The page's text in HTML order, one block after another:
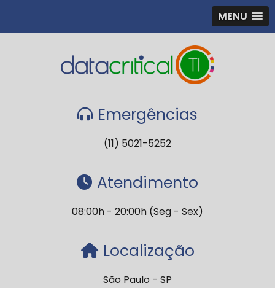
MENU
Emergências
(11) 5021-5252
Atendimento
08:00h - 20:00h (Seg - Sex)
Localização
São Paulo - SP